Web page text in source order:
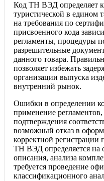
Код ТН ВЭД определяет
туристической в едином
на требования по
присвоенного кода
регламенты, процедуры
разрешительные
данного товара.
позволяет избежать
организации выпуска
внутренний рынок.
Ошибки в определении
применение
подтверждения
возможный отказ в
корректной
ТН ВЭД определяется на
описания, анализа
требуется проведение
классификационного